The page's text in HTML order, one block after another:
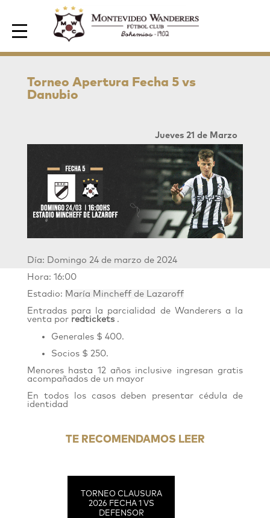
Area de Socios
Torneo Apertura Fecha 5 vs
Danubio
Jueves 21 de Marzo
Día: Domingo 24 de marzo de 2024
Hora: 16:00
Estadio: María Mincheff de Lazaroff
Entradas para la parcialidad de Wanderersa la
venta por redtickets.
Generales $ 400.
Socios $ 250.
Menores hasta 12 años inclusive ingresan gratis
acompañados de un mayor
En todos los casos deben presentar cédula de
identidad
TE RECOMENDAMOS LEER
TORNEO CLAUSURA
2026 FECHA 1 VS
DEFENSOR